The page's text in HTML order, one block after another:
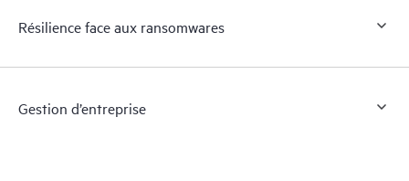
Résilience face aux ransomwares
Gestion d’entreprise